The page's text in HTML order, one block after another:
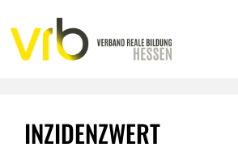
Inhalt
springen
INZIDENZWERT